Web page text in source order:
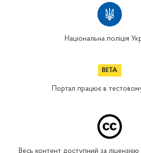
Національна поліція
Портал працює в
Весь контент доступний за ліцензією